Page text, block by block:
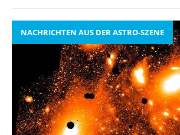
NACHRICHTEN AUS DER ASTRO-SZENE